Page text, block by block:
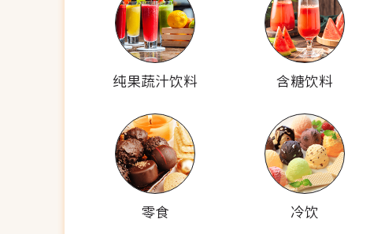
纯果蔬汁饮料 含糖饮料
零食 冷饮